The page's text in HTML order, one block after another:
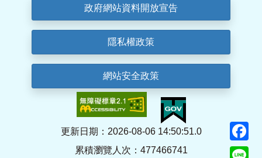
政府網站資料開放宣告
隱私權政策
網站安全政策
更新日期：2026-08-06 14:50:51.0
累積瀏覽人次：477466741